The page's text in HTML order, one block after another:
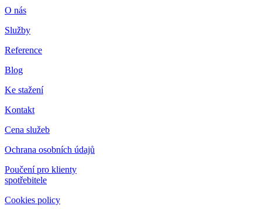
O nás
Služby
Reference
Blog
Ke stažení
Kontakt
Cena služeb
Ochrana osobních údajů
Poučení pro klienty
spotřebitele
Cookies policy